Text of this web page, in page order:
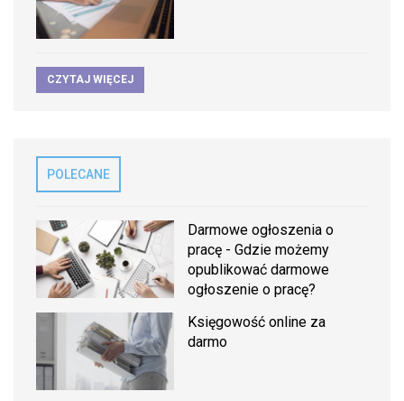
CZYTAJ WIĘCEJ
POLECANE
Darmowe ogłoszenia o
pracę - Gdzie możemy
opublikować darmowe
ogłoszenie o pracę?
Księgowość online za
darmo